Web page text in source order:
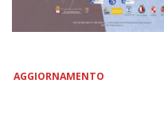
AGGIORNAMENTO